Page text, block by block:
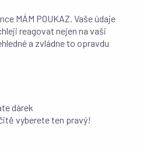
MÁM POUKAZ. Vaše údaje
reagovat nejen na vaši
a zvládne to opravdu
dárek
vyberete ten pravý!